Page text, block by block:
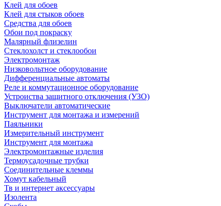
Клей для обоев
Клей для стыков обоев
Средства для обоев
Обои под покраску
Малярный флизелин
Стеклохолст и стеклообои
Электромонтаж
Низковольтное оборудование
Дифференциальные автоматы
Реле и коммутационное оборудование
Устроиства защитного отключения (УЗО)
Выключатели автоматические
Инструмент для монтажа и измерений
Паяльники
Измерительный инструмент
Инструмент для монтажа
Электромонтажные изделия
Термоусадочные трубки
Соединительные клеммы
Хомут кабельный
Тв и интернет аксессуары
Изолента